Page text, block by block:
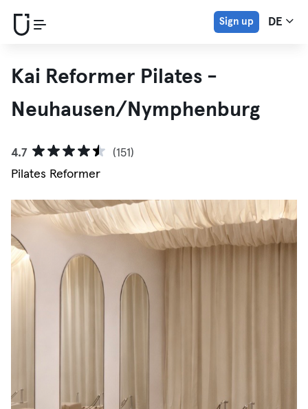
Sign up DE
Kai Reformer Pilates -
Neuhausen/Nymphenburg
4.7
(151)
Pilates Reformer